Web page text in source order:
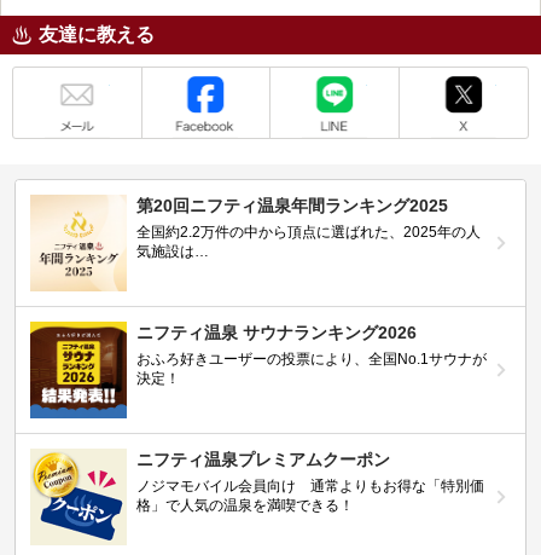
友達に教える
第20回ニフティ温泉年間ランキング2025
全国約2.2万件の中から頂点に選ばれた、2025年の人
気施設は…
ニフティ温泉 サウナランキング2026
おふろ好きユーザーの投票により、全国No.1サウナが
決定！
ニフティ温泉プレミアムクーポン
ノジマモバイル会員向け 通常よりもお得な「特別価
格」で人気の温泉を満喫できる！